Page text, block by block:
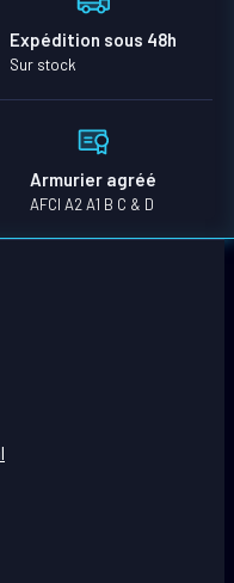
Expédition sous 48h
Sur stock
Armurier agréé
AFCI A2 A1 B C & D